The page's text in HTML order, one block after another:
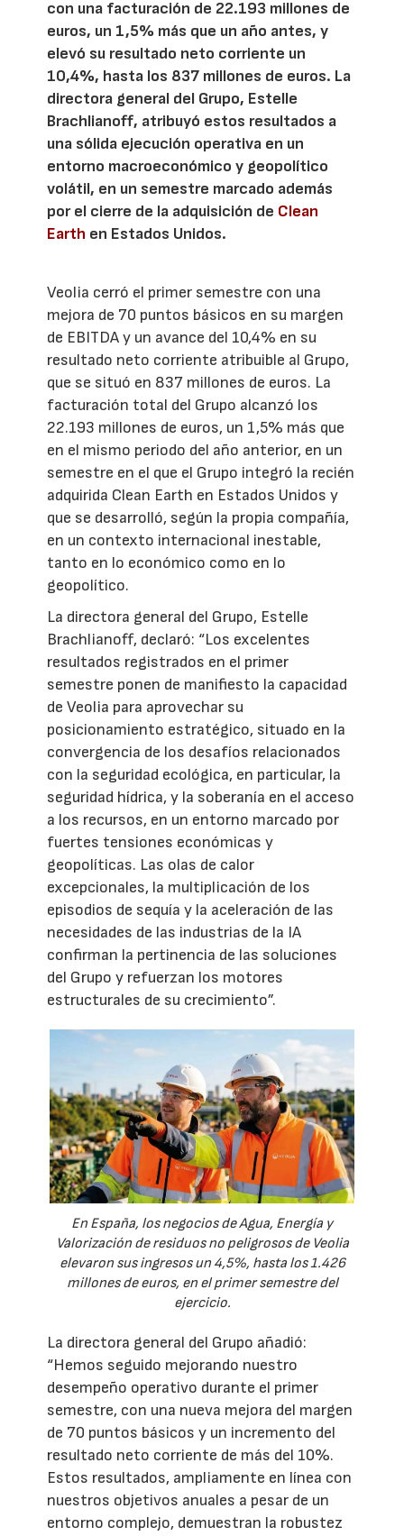
con una facturación de 22.193 millones de
euros, un 1,5% más que un año antes, y
elevó su resultado neto corriente un
10,4%, hasta los 837 millones de euros. La
directora general del Grupo, Estelle
Brachlianoff, atribuyó estos resultados a
una sólida ejecución operativa en un
entorno macroeconómico y geopolítico
volátil, en un semestre marcado además
por el cierre de la adquisición de Clean
Earth en Estados Unidos.
Veolia cerró el primer semestre con una
mejora de 70 puntos básicos en su margen
de EBITDA y un avance del 10,4% en su
resultado neto corriente atribuible al Grupo,
que se situó en 837 millones de euros. La
facturación total del Grupo alcanzó los
22.193 millones de euros, un 1,5% más que
en el mismo periodo del año anterior, en un
semestre en el que el Grupo integró la recién
adquirida Clean Earth en Estados Unidos y
que se desarrolló, según la propia compañía,
en un contexto internacional inestable,
tanto en lo económico como en lo
geopolítico.
La directora general del Grupo, Estelle
Brachlianoff, declaró: “Los excelentes
resultados registrados en el primer
semestre ponen de manifiesto la capacidad
de Veolia para aprovechar su
posicionamiento estratégico, situado en la
convergencia de los desafíos relacionados
con la seguridad ecológica, en particular, la
seguridad hídrica, y la soberanía en el acceso
a los recursos, en un entorno marcado por
fuertes tensiones económicas y
geopolíticas. Las olas de calor
excepcionales, la multiplicación de los
episodios de sequía y la aceleración de las
necesidades de las industrias de la IA
confirman la pertinencia de las soluciones
del Grupo y refuerzan los motores
estructurales de su crecimiento”.
En España, los negocios de Agua, Energía y
Valorización de residuos no peligrosos de Veolia
elevaron sus ingresos un 4,5%, hasta los 1.426
millones de euros, en el primer semestre del
ejercicio.
La directora general del Grupo añadió:
“Hemos seguido mejorando nuestro
desempeño operativo durante el primer
semestre, con una nueva mejora del margen
de 70 puntos básicos y un incremento del
resultado neto corriente de más del 10%.
Estos resultados, ampliamente en línea con
nuestros objetivos anuales a pesar de un
entorno complejo, demuestran la robustez